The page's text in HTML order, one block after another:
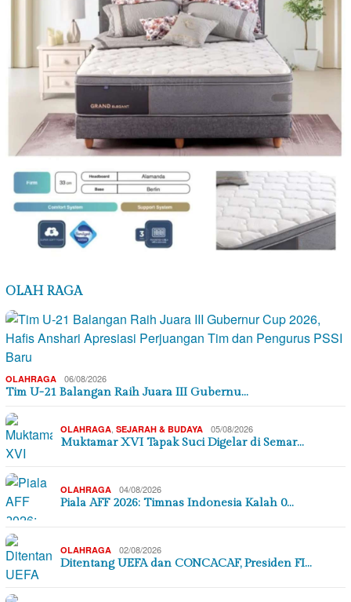
OLAH RAGA
OLAHRAGA 06/08/2026
Tim U-21 Balangan Raih Juara III Gubernu…
OLAHRAGA SEJARAH & BUDAYA 05/08/2026
Muktamar XVI Tapak Suci Digelar di Semar…
OLAHRAGA 04/08/2026
Piala AFF 2026: Timnas Indonesia Kalah 0…
OLAHRAGA 02/08/2026
Ditentang UEFA dan CONCACAF, Presiden FI…